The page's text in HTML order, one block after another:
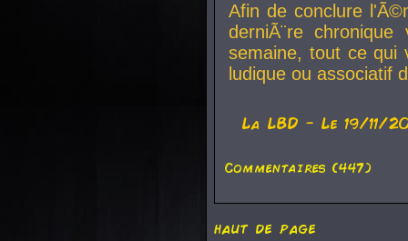
Afin de conclure
derniÃ¨re
semaine, tout ce qui
ludique ou associatif
La LBD - Le 19/11/
Commentaires (447)
haut de page